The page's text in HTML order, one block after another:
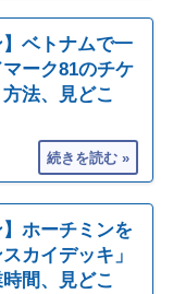
】ベトナムで一
ーク81のチケ
法、見どこ
】ホーチミンを
カイデッキ」
間、見どこ